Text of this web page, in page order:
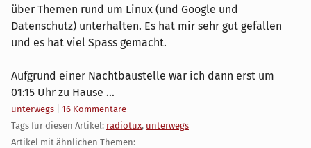
über Themen rund um Linux (und Google und
Datenschutz) unterhalten. Es hat mir sehr gut gefallen
und es hat viel Spass gemacht.
Aufgrund einer Nachtbaustelle war ich dann erst um
01:15 Uhr zu Hause ...
Kategorien:
unterwegs
16 Kommentare
Tags für diesen Artikel: radiotux, unterwegs
Artikel mit ähnlichen Themen: